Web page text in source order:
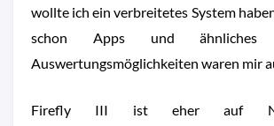
wollte ich ein verbreitetes System
schon Apps und
Auswertungsmöglichkeiten waren mir
Firefly III ist eher auf